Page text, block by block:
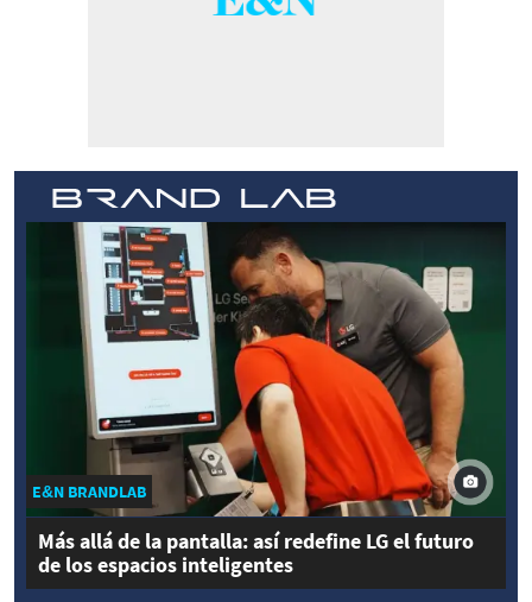
E&N BRANDLAB
Más allá de la pantalla: así redefine LG el futuro
de los espacios inteligentes